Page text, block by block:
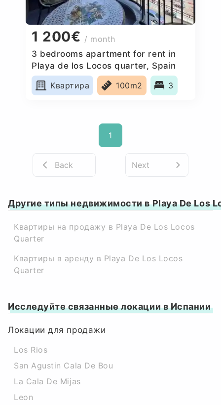
1 200€ / month
3 bedrooms apartment for rent in
Playa de los Locos quarter, Spain
Квартира
100m2 3
1
Back Next
Другие типы недвижимости в Playa De Los
Квартиры на продажу в Playa De Los Locos
Quarter
Квартиры в аренду в Playa De Los Locos
Quarter
Исследуйте связанные локации в Испании
Локации для продажи
Los Rios
San Agustin Cala De Bou
La Cala De Mijas
Leon